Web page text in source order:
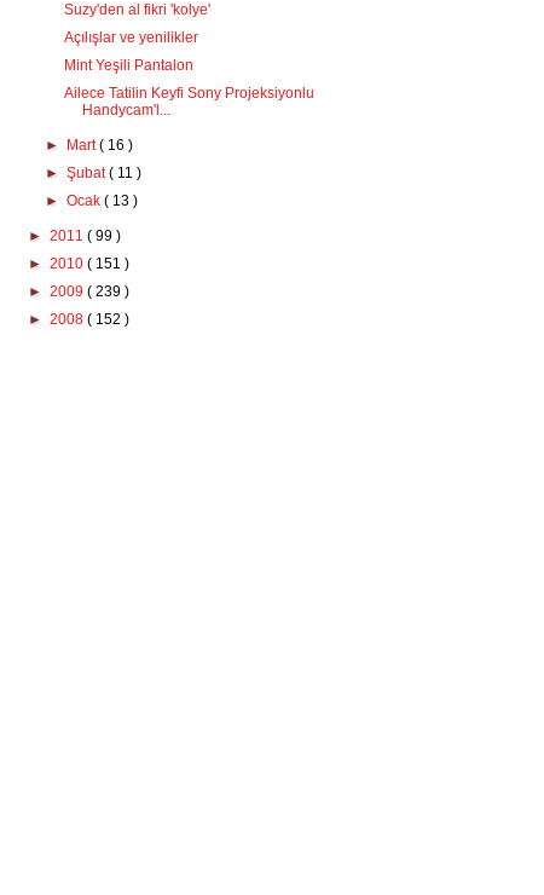
Suzy'den al fikri 'kolye'
Açılışlar ve yenilikler
Mint Yeşili Pantalon
Ailece Tatilin Keyfi Sony Projeksiyonlu
Handycam'l...
► Mart( 16 )
►Şubat( 11 )
►Ocak( 13 )
► 2011 ( 99 )
► 2010 ( 151 )
► 2009 ( 239 )
► 2008 ( 152 )